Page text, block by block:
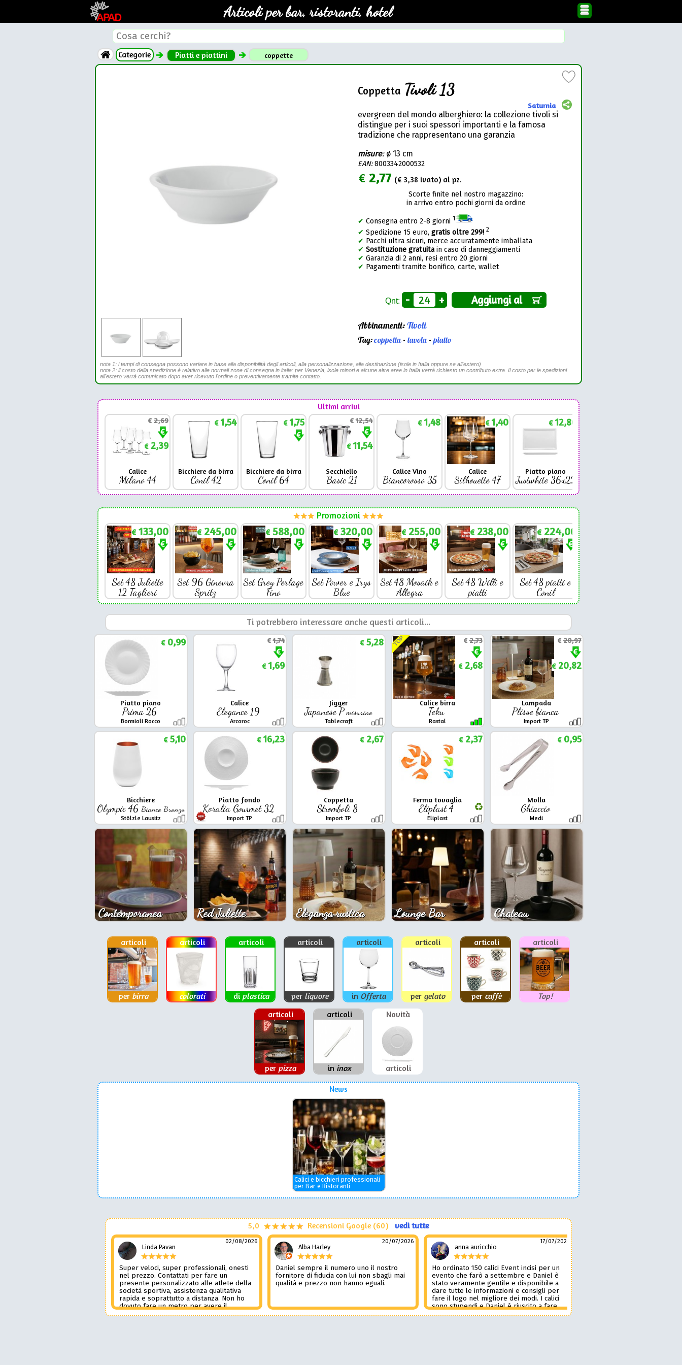
Articoli per bar, ristoranti, hotel
Categorie Piatti e piattini coppette
CoppettaTivoli 13
Saturnia
evergreen del mondo alberghiero: la collezione tivoli si
distingue per i suoi spessori importanti e la famosa
tradizione che rappresentano una garanzia
misure: ø 13 cm
EAN:8003342000532
€ 2,77 (€ 3,38 ivato) al pz.
Scorte finite nel nostro magazzino:
in arrivo entro pochi giorni da ordine
✔ Consegna entro 2-8 giorni 1
✔ Spedizione 15 euro, gratis oltre 299! 2
✔ Pacchi ultra sicuri, merce accuratamente imballata
✔ Sostituzione gratuitain caso di danneggiamenti
✔ Garanzia di 2 anni, resi entro 20 giorni
✔ Pagamenti tramite bonifico, carte, wallet
Qnt: - + Aggiungi al
Abbinamenti:Tivoli
Tag:coppetta• tavola•piatto
nota 1: i tempi di consegna possono variare in base alla disponibilità degli articoli, alla personalizzazione, alla destinazione (isole in Italia oppure se all'estero)
nota 2: il costo della spedizione è relativo alle normali zone di consegna in italia: per Venezia, isole minori e alcune altre aree in Italia verrà richiesto un contributo extra. Il costo per le spedizioni
all'estero verrà comunicato dopo aver ricevuto l'ordine o preventivamente tramite contatto.
Ultimi arrivi
€2,69
€2,39
Calice
Milano 44
€1,54
Bicchiere da birra
Conil 42
€1,75
Bicchiere da birra
Conil 64
€12,54
€11,54
Secchiello
Basic 21
€1,48
Calice Vino
Biancorosso 35
€1,40
Calice
Silhouette 47
€12,86
Piatto piano
Justwhite 36x22
Promozioni
€133,00
Set 48 Juliette
12 Taglieri
€245,00
Set 96 Ginevra
Spritz
€588,00
Set Grey Perlage
Fino
€320,00
Set Power e Irys
Blue
€255,00
Set 48 Mosaik e
Allegra
€238,00
Set 48 Willi e
piatti
€224,00
Set 48 piatti e
Conil
Ti potrebbero interessare anche questi articoli...
Piatto piano
Prima 26
Bormioli Rocco
€0,99
Calice
Elegance 19
Arcoroc
€1,74
€1,69
Jigger
Japanese Pmisurino
Tablecraft
€5,28
Calice birra
Teku
Rastal
TOP €2,73
€2,68
Lampada
Plisse bianca
Import TP
€20,97
€20,82
Bicchiere
Olympic 46 Bianco Bronzo
Stölzle Lausitz
€5,10
Piatto fondo
Koralia Gourmet 32
Import TP
€16,23
Coppetta
Stromboli 8
Import TP
€2,67
Ferma tovaglia
Eliplast 4
Eliplast
€2,37
Molla
Ghiaccio
Medi
€0,95
Contemporanea Red Juliette Eleganza rustica Lounge Bar Chateau
articoli
per birra
articoli
colorati
articoli
di plastica
articoli
per liquore
articoli
in Offerta
articoli
per gelato
articoli
per caffè
articoli
Top!
articoli
per pizza
articoli
in inox
Novità
articoli
News
Calici e bicchieri professionali
per Bar e Ristoranti
5,0 Recensioni Google (60) vedi tutte
Linda Pavan
02/08/2026
Super veloci, super professionali, onesti
nel prezzo. Contattati per fare un
presente personalizzato alle atlete della
società sportiva, assistenza qualitativa
rapida e soprattutto a distanza. Non ho
dovuto fare un metro per avere il
prodotto desiderato. Una assistenza del
Alba Harley
20/07/2026
Daniel sempre il numero uno il nostro
fornitore di fiducia con lui non sbagli mai
qualità e prezzo non hanno eguali.
anna auricchio
17/07/2026
Ho ordinato 150 calici Event incisi per un
evento che farò a settembre e Daniel è
stato veramente gentile e disponibile a
dare tutte le informazioni e consigli per
fare il logo nel migliore dei modi. I calici
sono stupendi e Daniel è riuscito a fare
tutto in pochissimi giorni accontentandomi.